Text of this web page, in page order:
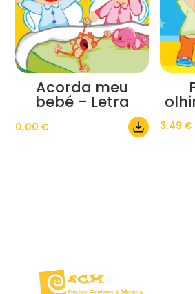
Acorda meu
bebé – Letra
0,00 € 3,49 €